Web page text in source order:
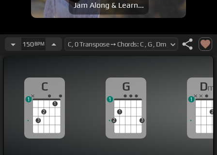
Jam Along & Learn...
150BPM
C
3
2
1
1
G
2
1
3
1
Dm
2
1